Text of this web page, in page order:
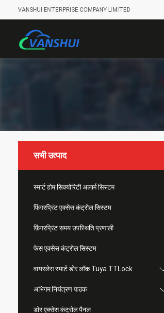
VANSHUI ENTERPRISE COMPANY LIMITED
सभी उत्पाद
स्मार्ट होम सिक्योरिटी अलार्म सिस्टम
फिंगरप्रिंट एक्सेस कंट्रोल सिस्टम
फ़िंगरप्रिंट समय उपस्थिति प्रणाली
फेस एक्सेस कंट्रोल सिस्टम
वायरलेस स्मार्ट डोर लॉक Tuya TTLock
अभिगम नियंत्रण पाठक
डोर एक्सेस कंट्रोल पैनल